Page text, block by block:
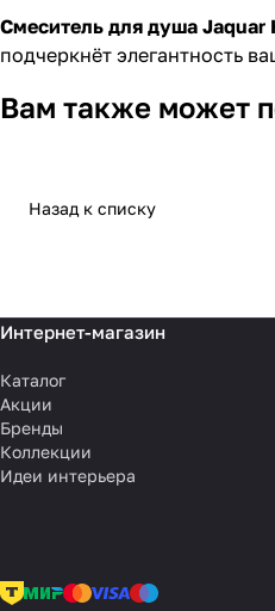
Смеситель для душа Jaquar
подчеркнёт элегантность
Вам также может
Назад к списку
Интернет-магазин
Каталог
Акции
Бренды
Коллекции
Идеи интерьера